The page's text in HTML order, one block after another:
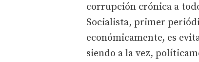
corrupción crónica a
Socialista, primer
económicamente, es
siendo a la vez,